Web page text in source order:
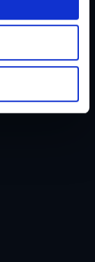
tryggt med